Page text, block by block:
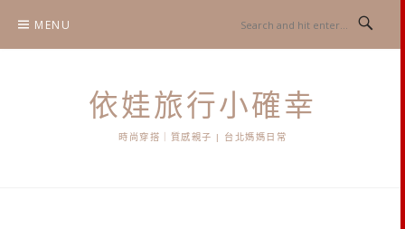
content
MENU
依娃旅行小確幸
時尚穿搭｜質感親子 | 台北媽媽日常